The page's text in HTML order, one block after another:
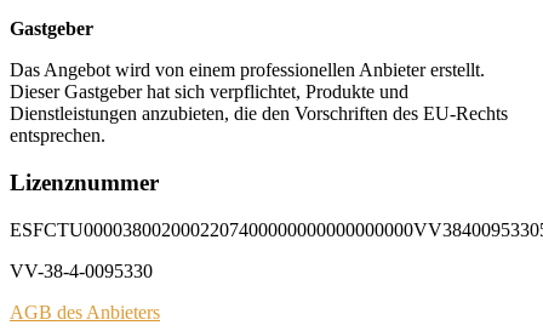
Gastgeber
Das Angebot wird von einem professionellen Anbieter erstellt.
Dieser Gastgeber hat sich verpflichtet, Produkte und
Dienstleistungen anzubieten, die den Vorschriften des EU-Rechts
entsprechen.
Lizenznummer
VV-38-4-0095330
AGB des Anbieters